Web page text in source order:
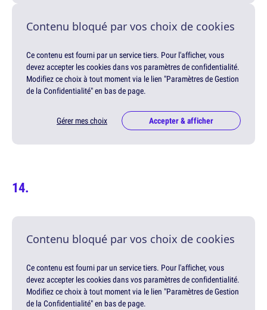
Contenu bloqué par vos choix de cookies
Ce contenu est fourni par un service tiers. Pour l'afficher, vous
devez accepter les cookies dans vos paramètres de confidentialité.
Modifiez ce choix à tout moment via le lien "Paramètres de Gestion
de la Confidentialité" en bas de page.
Gérer mes choix Accepter & afficher
Contenu bloqué par vos choix de cookies
Ce contenu est fourni par un service tiers. Pour l'afficher, vous
devez accepter les cookies dans vos paramètres de confidentialité.
Modifiez ce choix à tout moment via le lien "Paramètres de Gestion
de la Confidentialité" en bas de page.